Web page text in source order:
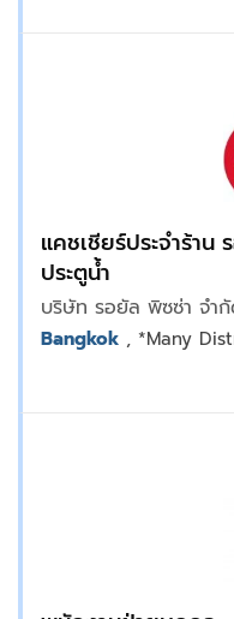
แคชเชียร์ประจำร้าน
ประตูน้ำ
บริษัท รอยัล พิซซ่า จำ
Bangkok , *Many